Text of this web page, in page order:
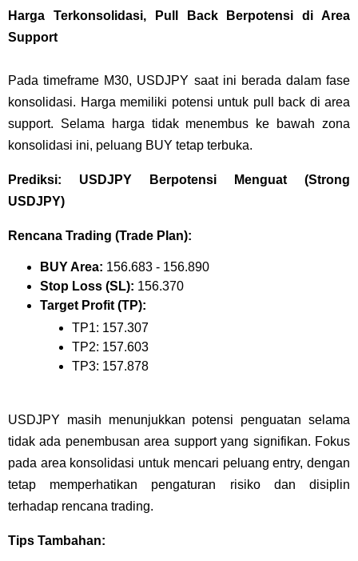
Harga Terkonsolidasi, Pull Back Berpotensi di Area
Support
Pada timeframe M30, USDJPY saat ini berada dalam fase
konsolidasi. Harga memiliki potensi untuk pull back di area
support. Selama harga tidak menembus ke bawah zona
konsolidasi ini, peluang BUY tetap terbuka.
Prediksi: USDJPY Berpotensi Menguat (Strong
USDJPY)
Rencana Trading (Trade Plan):
BUY Area: 156.683 - 156.890
Stop Loss (SL): 156.370
Target Profit (TP):
TP1: 157.307
TP2: 157.603
TP3: 157.878
USDJPY masih menunjukkan potensi penguatan selama
tidak ada penembusan area support yang signifikan. Fokus
pada area konsolidasi untuk mencari peluang entry, dengan
tetap memperhatikan pengaturan risiko dan disiplin
terhadap rencana trading.
Tips Tambahan: